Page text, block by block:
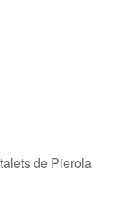
de Pierola